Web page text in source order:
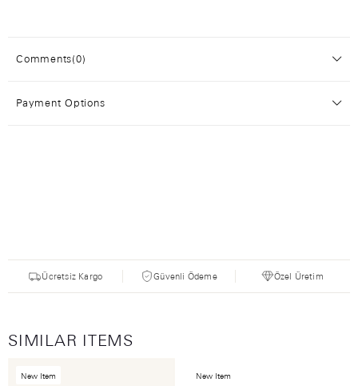
Comments(0)
Payment Options
Ücretsiz Kargo Güvenli Ödeme Özel Üretim
SIMILAR ITEMS
New Item New Item